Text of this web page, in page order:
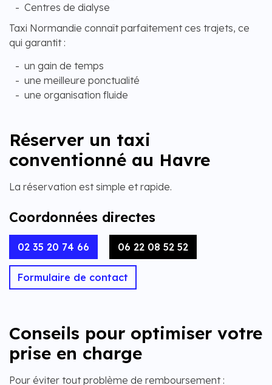
Centres de dialyse
Taxi Normandie connaît parfaitement ces trajets, ce
qui garantit :
un gain de temps
une meilleure ponctualité
une organisation fluide
Réserver un taxi
conventionné au Havre
La réservation est simple et rapide.
Coordonnées directes
02 35 20 74 66 06 22 08 52 52
Formulaire de contact
Conseils pour optimiser votre
prise en charge
Pour éviter tout problème de remboursement :